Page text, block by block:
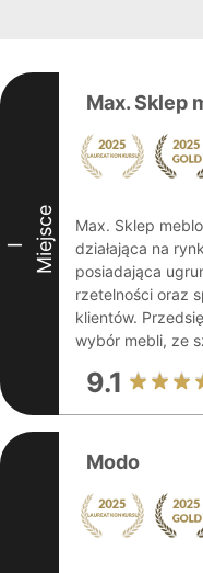
I Miejsce
Max. Sklep
Max. Sklep
działająca na
posiadająca
rzetelności oraz
klientów.
wybór mebli, ze
9.1
Modo